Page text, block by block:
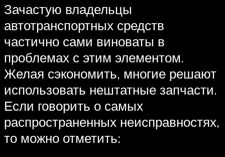
Зачастую владельцы
автотранспортных средств
частично сами виноваты в
проблемах с этим элементом.
Желая сэкономить, многие решают
использовать нештатные запчасти.
Если говорить о самых
распространенных неисправностях,
то можно отметить: